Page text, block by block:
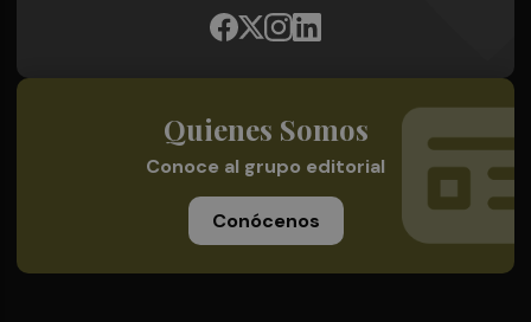
Quienes Somos
Conoce al grupo editorial
Conócenos